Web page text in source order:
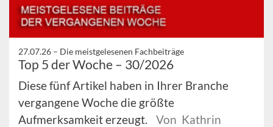
27.07.26 – Die meistgelesenen Fachbeiträge
Top 5 der Woche – 30/2026
Diese fünf Artikel haben in Ihrer Branche
vergangene Woche die größte
Aufmerksamkeit erzeugt.
Von Kathrin